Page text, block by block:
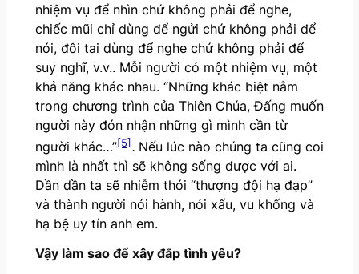
nhiệm vụ để nhìn chứ không phải để nghe,
chiếc mũi chỉ dùng để ngửi chứ không phải để
nói, đôi tai dùng để nghe chứ không phải để
suy nghĩ, v.v.. Mỗi người có một nhiệm vụ, một
khả năng khác nhau. “Những khác biệt nằm
trong chương trình của Thiên Chúa, Đấng muốn
người này đón nhận những gì mình cần từ
người khác…”[5].Nếu lúc nào chúng ta cũng coi
mình là nhất thì sẽ không sống được với ai.
Dần dần ta sẽ nhiễm thói “thượng đội hạ đạp”
và thành người nói hành, nói xấu, vu khống và
hạ bệ uy tín anh em.
Vậy làm sao để xây đắp tình yêu?